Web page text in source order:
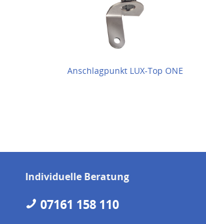
Anschlagpunkt LUX-Top ONE
Individuelle Beratung
07161 158 110